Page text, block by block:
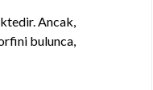
Ancak,
bulunca,